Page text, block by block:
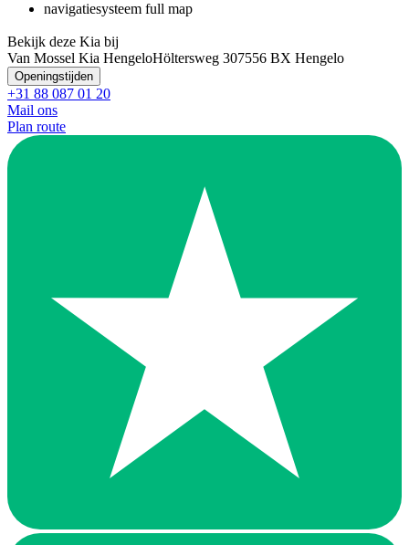
navigatiesysteem full map
Bekijk deze Kia bij
Van Mossel Kia HengeloHöltersweg 307556 BX Hengelo
Openingstijden
+31 88 087 01 20
Mail ons
Plan route